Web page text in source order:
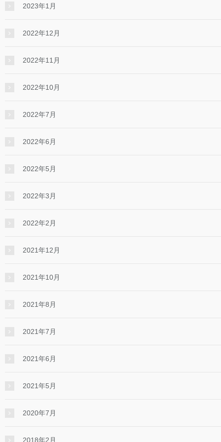
2023年1月
2022年12月
2022年11月
2022年10月
2022年7月
2022年6月
2022年5月
2022年3月
2022年2月
2021年12月
2021年10月
2021年8月
2021年7月
2021年6月
2021年5月
2020年7月
2018年2月